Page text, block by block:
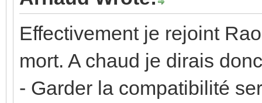
Effectivement je rejoint
mort. A chaud je dirais
- Garder la compatibilité